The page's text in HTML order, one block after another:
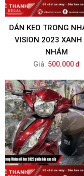
DÁN KEO TRONG
VISION 2023 XANH
NHÁM
Giá: 500.000 đ